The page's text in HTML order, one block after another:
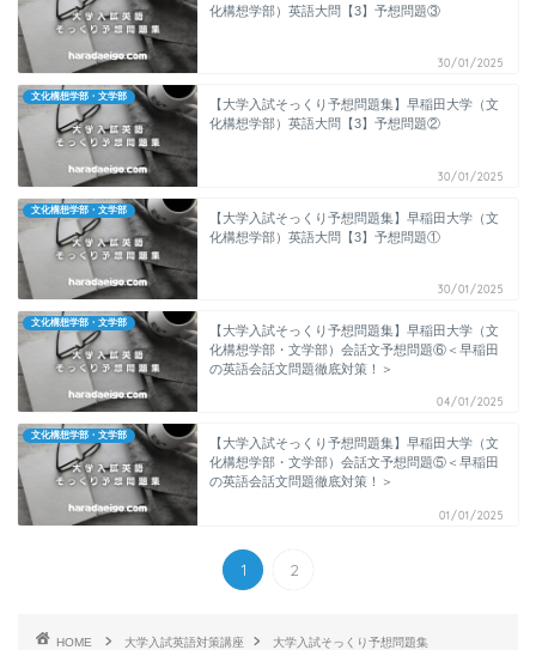
化構想学部）英語大問【3】予想問題③
30/01/2025
文化構想学部・文学部
【大学入試そっくり予想問題集】早稲田大学（文
化構想学部）英語大問【3】予想問題②
30/01/2025
文化構想学部・文学部
【大学入試そっくり予想問題集】早稲田大学（文
化構想学部）英語大問【3】予想問題①
30/01/2025
文化構想学部・文学部
【大学入試そっくり予想問題集】早稲田大学（文
化構想学部・文学部）会話文予想問題⑥＜早稲田
の英語会話文問題徹底対策！＞
04/01/2025
文化構想学部・文学部
【大学入試そっくり予想問題集】早稲田大学（文
化構想学部・文学部）会話文予想問題⑤＜早稲田
の英語会話文問題徹底対策！＞
01/01/2025
1 2
HOME 大学入試英語対策講座
大学入試そっくり予想問題集